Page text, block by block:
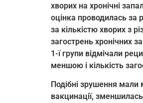
хворих на хронічні
оцінка проводилась за
за кількістю хворих з
загострень хронічних
1-ї групи відмічали
меншою і кількість
Подібні зрушення мали
вакцинації,